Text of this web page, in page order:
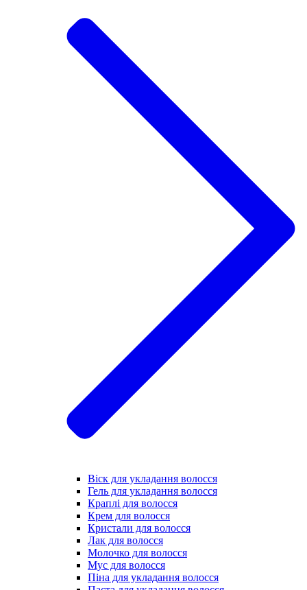
Віск для укладання волосся
Гель для укладання волосся
Краплі для волосся
Крем для волосся
Кристали для волосся
Лак для волосся
Молочко для волосся
Мус для волосся
Піна для укладання волосся